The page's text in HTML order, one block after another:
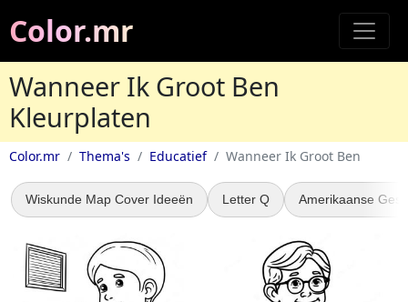
Color.mr
Wanneer Ik Groot Ben
Kleurplaten
Color.mr Thema's Educatief Wanneer Ik Groot Ben
Wiskunde Map Cover Ideeën Letter Q Amerikaanse